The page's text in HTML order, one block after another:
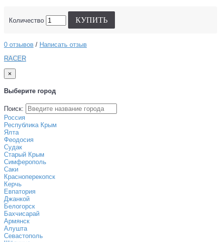
Количество КУПИТЬ
0 отзывов / Написать отзыв
RACER
×
Выберите город
Поиск:
Россия
Республика Крым
Ялта
Феодосия
Судак
Старый Крым
Симферополь
Саки
Красноперекопск
Керчь
Евпатория
Джанкой
Белогорск
Бахчисарай
Армянск
Алушта
Севастополь